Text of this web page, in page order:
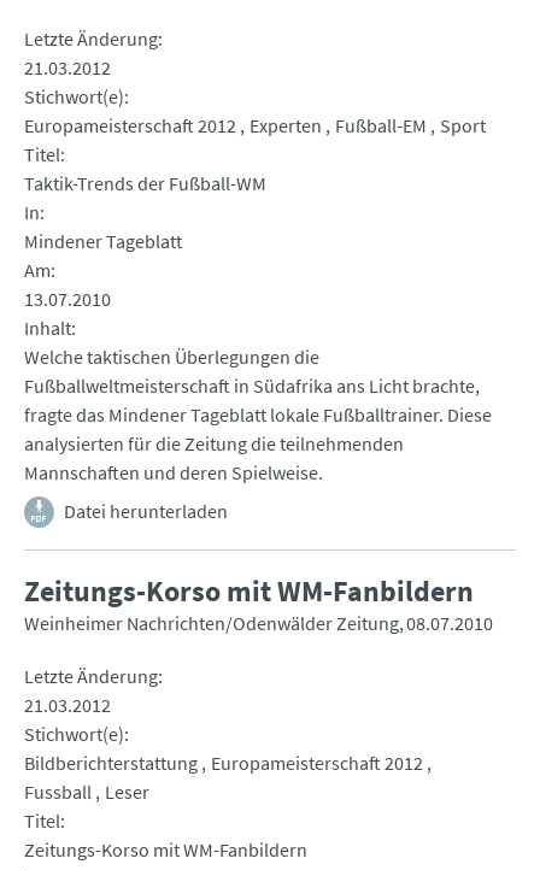
Letzte Änderung
21.03.2012
Stichwort(e)
Europameisterschaft 2012 Experten Fußball-EM
Sport
Titel
Taktik-Trends der Fußball-WM
In
Mindener Tageblatt
Am
13.07.2010
Inhalt
Welche taktischen Überlegungen die
Fußballweltmeisterschaft in Südafrika ans Licht brachte,
fragte das Mindener Tageblatt lokale Fußballtrainer. Diese
analysierten für die Zeitung die teilnehmenden
Mannschaften und deren Spielweise.
Datei herunterladen
Zeitungs-Korso mit WM-Fanbildern
Weinheimer Nachrichten/Odenwälder Zeitung 08.07.2010
Letzte Änderung
21.03.2012
Stichwort(e)
Bildberichterstattung Europameisterschaft 2012
Fussball Leser
Titel
Zeitungs-Korso mit WM-Fanbildern